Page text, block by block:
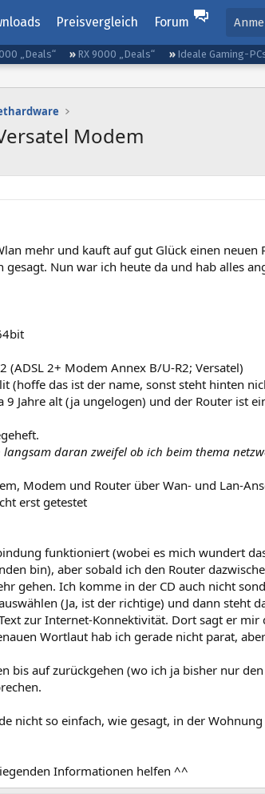
Preisvergleich Forum
„Deals“ RX 9000 „Deals“ Ideale Gaming-
Modem
mehr und kauft auf gut Glück einen neuen
Nun war ich heute da und hab alles
(ADSL 2+ Modem Annex B/U-R2; Versatel)
(hoffe das ist der name, sonst steht hinten
Jahre alt (ja ungelogen) und der Router ist
langsam daran zweifel ob ich beim thema
Modem und Router über Wan- und Lan-
erst getestet
funktioniert (wobei es mich wundert
bin), aber sobald ich den Router
gehen. Ich komme in der CD auch nicht
(Ja, ist der richtige) und dann steht
zur Internet-Konnektivität. Dort sagt er mir
Wortlaut hab ich gerade nicht parat,
bis auf zurückgehen (wo ich ja bisher nur
nicht so einfach, wie gesagt, in der
Informationen helfen ^^